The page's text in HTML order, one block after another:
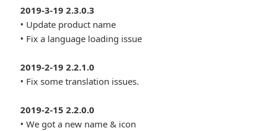
2019-3-19 2.3.0.3
• Update product name
• Fix a language loading issue
2019-2-19 2.2.1.0
• Fix some translation issues.
2019-2-15 2.2.0.0
• We got a new name & icon